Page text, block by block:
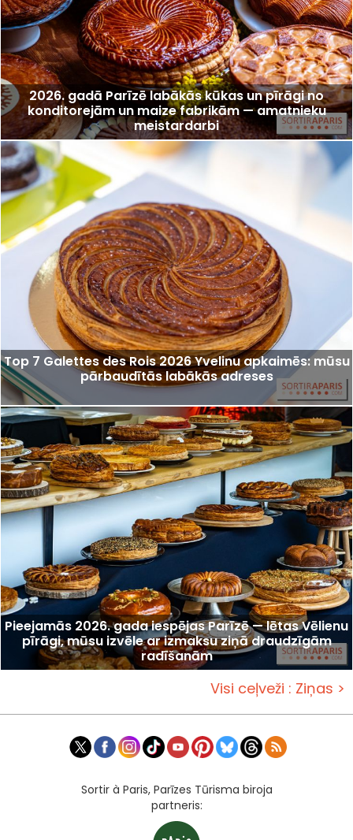
2026. gadā Parīzē labākās kūkas un pīrāgi no
konditorejām un maize fabrikām — amatnieku
meistardarbi
Top 7 Galettes des Rois 2026 Yvelinu apkaimēs: mūsu
pārbaudītās labākās adreses
Pieejamās 2026. gada iespējas Parīzē — lētas Vēlienu
pīrāgi, mūsu izvēle ar izmaksu ziņā draudzīgām
radīšanām
Visi ceļveži : Ziņas >
Sortir à Paris, Parīzes Tūrisma biroja
partneris: